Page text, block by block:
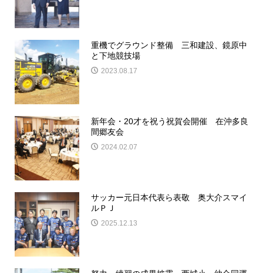
重機でグラウンド整備 三和建設、鏡原中
と下地競技場
2023.08.17
新年会・20才を祝う祝賀会開催 在沖多良
間郷友会
2024.02.07
サッカー元日本代表ら表敬 奥大介スマイ
ルＰＪ
2025.12.13